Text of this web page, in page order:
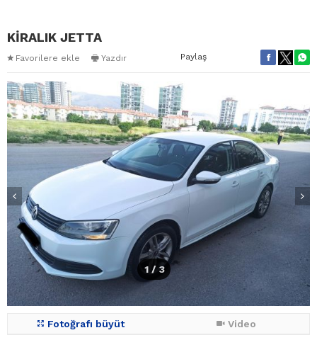
KİRALIK JETTA
Favorilere ekle Yazdır Paylaş
1 / 3
Fotoğrafı büyüt Video